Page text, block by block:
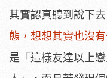
其實認真聽到說下去
態，想想其實也沒
是「這樣友達以上